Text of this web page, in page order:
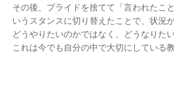
その後、プライドを捨てて「言われたこ
いうスタンスに切り替えたことで、状況
どうやりたいのかではなく、どうなりたい
これは今でも自分の中で大切にしている教